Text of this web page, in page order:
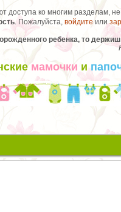
доступа ко многим разделам,
. Пожалуйста, войдите или
ребенка, то
мамочки и